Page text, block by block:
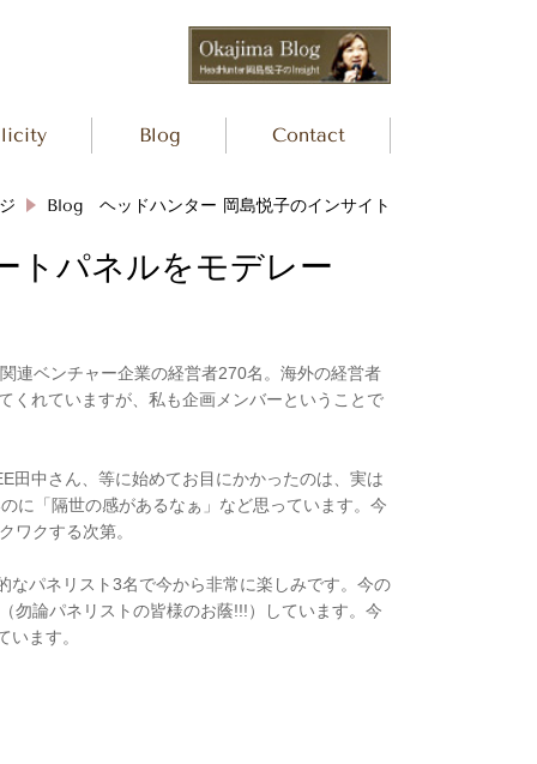
Blog Contact
Blog ヘッドハンター 岡島悦子のインサイト
パネルをモデレー
連ベンチャー企業の経営者270名。海外の経営者
くれていますが、私も企画メンバーということで
田中さん、等に始めてお目にかかったのは、実は
に「隔世の感があるなぁ」など思っています。今
ワクする次第。
なパネリスト3名で今から非常に楽しみです。今の
勿論パネリストの皆様のお蔭!!!）しています。今
ます。